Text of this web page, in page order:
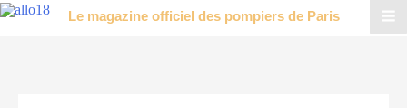
Le magazine officiel des pompiers de Paris